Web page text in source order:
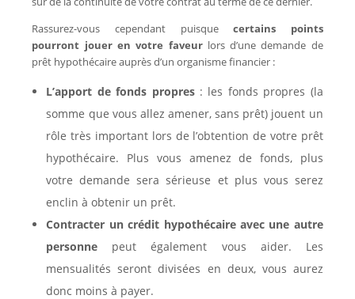
Rassurez-vous cependant puisquecertains points
pourront jouer en votre faveurlors d’une demande de
prêt hypothécaire auprès d’un organisme financier :
L’apport de fonds propres: les fonds propres (la
somme que vous allez amener, sans prêt) jouent un
rôle très important lors de l’obtention de votre prêt
hypothécaire. Plus vous amenez de fonds, plus
votre demande sera sérieuse et plus vous serez
enclin à obtenir un prêt.
Contracter un crédit hypothécaire avec une autre
personne peut également vous aider. Les
mensualités seront divisées en deux, vous aurez
donc moins à payer.